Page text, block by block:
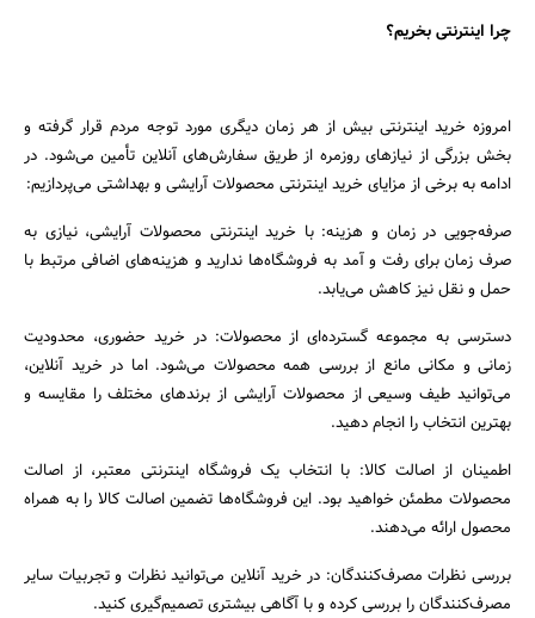
چرا اینترنتی بخریم؟
امروزه خرید اینترنتی بیش از هر زمان دیگری مورد توجه مردم قرار گرفته و
بخش بزرگی از نیازهای روزمره از طریق سفارش‌های آنلاین تأمین می‌شود. در
ادامه به برخی از مزایای خرید اینترنتی محصولات آرایشی و بهداشتی می‌پردازیم:
صرفه‌جویی در زمان و هزینه: با خرید اینترنتی محصولات آرایشی، نیازی به
صرف زمان برای رفت و آمد به فروشگاه‌ها ندارید و هزینه‌های اضافی مرتبط با
حمل و نقل نیز کاهش می‌یابد.
دسترسی به مجموعه گسترده‌ای از محصولات: در خرید حضوری، محدودیت
زمانی و مکانی مانع از بررسی همه محصولات می‌شود. اما در خرید آنلاین،
می‌توانید طیف وسیعی از محصولات آرایشی از برندهای مختلف را مقایسه و
بهترین انتخاب را انجام دهید.
اطمینان از اصالت کالا: با انتخاب یک فروشگاه اینترنتی معتبر، از اصالت
محصولات مطمئن خواهید بود. این فروشگاه‌ها تضمین اصالت کالا را به همراه
محصول ارائه می‌دهند.
بررسی نظرات مصرف‌کنندگان: در خرید آنلاین می‌توانید نظرات و تجربیات سایر
مصرف‌کنندگان را بررسی کرده و با آگاهی بیشتری تصمیم‌گیری کنید.